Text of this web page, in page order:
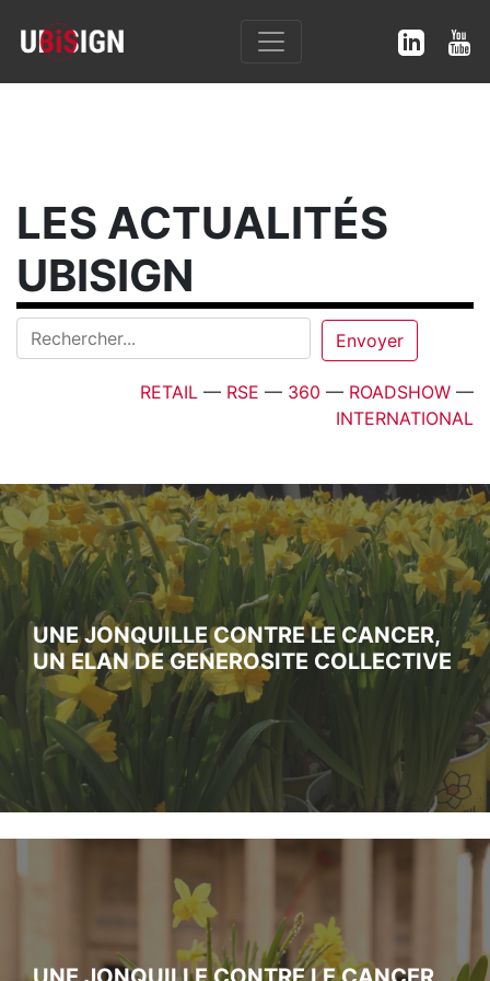
LES ACTUALITÉS
UBISIGN
RETAIL — RSE — 360 — ROADSHOW —
INTERNATIONAL
UNE JONQUILLE CONTRE LE CANCER,
UN ELAN DE GENEROSITE COLLECTIVE